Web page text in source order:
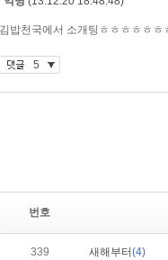
번호
339 새해부터(4)